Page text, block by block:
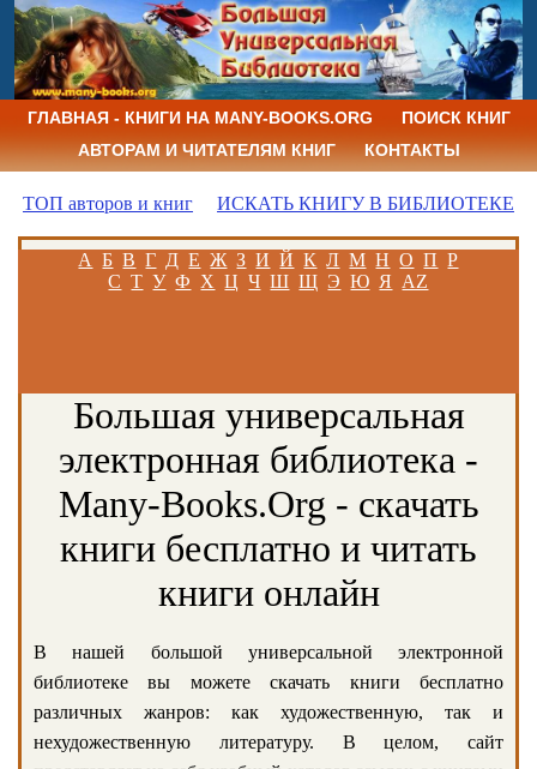
ГЛАВНАЯ - КНИГИ НА MANY-BOOKS.ORG
ПОИСК КНИГ
АВТОРАМ И ЧИТАТЕЛЯМ КНИГ
КОНТАКТЫ
ТОП авторов и книг ИСКАТЬ КНИГУ В БИБЛИОТЕКЕ
А Б В Г Д Е Ж З И Й К Л М Н О П Р
С Т У Ф Х Ц Ч Ш Щ Э Ю Я AZ
Большая универсальная
электронная библиотека -
Many-Books.Org - скачать
книги бесплатно и читать
книги онлайн
В нашей большой универсальной электронной
библиотеке вы можете скачать книги бесплатно
различных жанров: как художественную, так и
нехудожественную литературу. В целом, сайт